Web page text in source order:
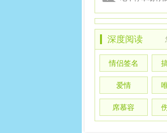
深度阅读
情侣签名
爱情
席慕容